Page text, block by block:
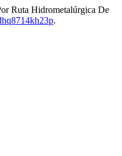
Ruta Hidrometalúrgica De
.